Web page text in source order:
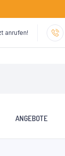
anrufen!
ANGEBOTE